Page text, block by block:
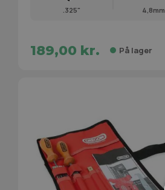
.325"
4,8mm
189,00 kr. På lager